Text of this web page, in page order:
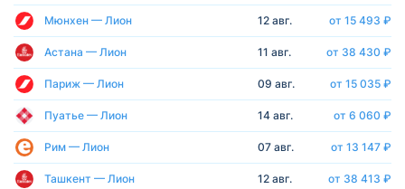
Мюнхен — Лион 12 авг. от 15 493 ₽
Астана — Лион 11 авг. от 38 430 ₽
Париж — Лион 09 авг. от 15 035 ₽
Пуатье — Лион 14 авг. от 6 060 ₽
Рим — Лион 07 авг. от 13 147 ₽
Ташкент — Лион 12 авг. от 38 413 ₽